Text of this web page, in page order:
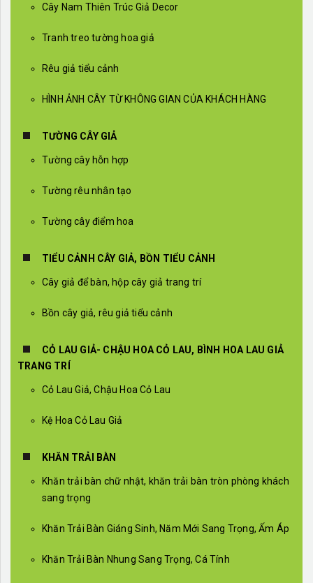
Cây Nam Thiên Trúc Giả Decor
Tranh treo tường hoa giả
Rêu giả tiểu cảnh
HÌNH ẢNH CÂY TỪ KHÔNG GIAN CỦA KHÁCH HÀNG
TƯỜNG CÂY GIẢ
Tường cây hỗn hợp
Tường rêu nhân tạo
Tường cây điểm hoa
TIỂU CẢNH CÂY GIẢ, BỒN TIỂU CẢNH
Cây giả để bàn, hộp cây giả trang trí
Bồn cây giả, rêu giả tiểu cảnh
CỎ LAU GIẢ- CHẬU HOA CỎ LAU, BÌNH HOA LAU GIẢ
TRANG TRÍ
Cỏ Lau Giả, Chậu Hoa Cỏ Lau
Kệ Hoa Cỏ Lau Giả
KHĂN TRẢI BÀN
Khăn trải bàn chữ nhật, khăn trải bàn tròn phòng khách
sang trọng
Khăn Trải Bàn Giáng Sinh, Năm Mới Sang Trọng, Ấm Áp
Khăn Trải Bàn Nhung Sang Trọng, Cá Tính